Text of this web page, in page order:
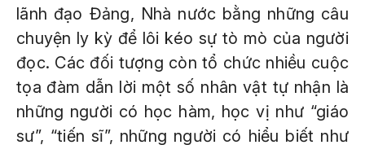
lãnh đạo Đảng, Nhà nước bằng những câu
chuyện ly kỳ để lôi kéo sự tò mò của người
đọc. Các đối tượng còn tổ chức nhiều cuộc
tọa đàm dẫn lời một số nhân vật tự nhận là
những người có học hàm, học vị như “giáo
sư”, “tiến sĩ”, những người có hiểu biết như